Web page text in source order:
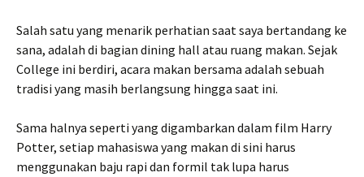
Salah satu yang menarik perhatian saat saya bertandang ke
sana, adalah di bagian dining hall atau ruang makan. Sejak
College ini berdiri, acara makan bersama adalah sebuah
tradisi yang masih berlangsung hingga saat ini.
Sama halnya seperti yang digambarkan dalam film Harry
Potter, setiap mahasiswa yang makan di sini harus
menggunakan baju rapi dan formil tak lupa harus